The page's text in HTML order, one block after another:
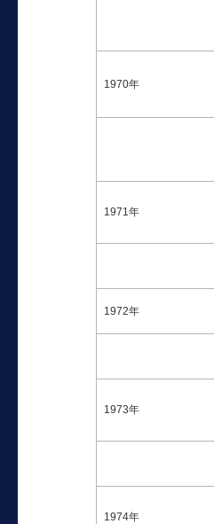
1970年
1971年
1972年
1973年
1974年